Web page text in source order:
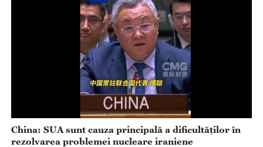
China: SUA sunt cauza principală a dificultăţilor în
rezolvarea problemei nucleare iraniene